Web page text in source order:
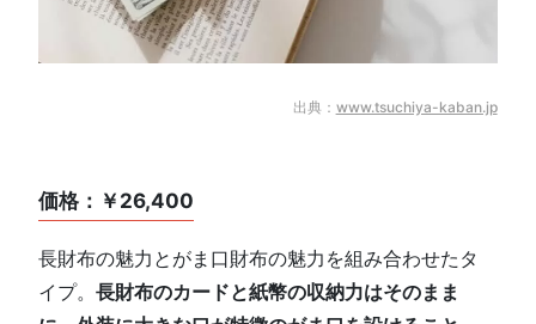
出典： www.tsuchiya-kaban.jp
価格：￥26,400
長財布の魅力とがま口財布の魅力を組み合わせたタ
イプ。長財布のカードと紙幣の収納力はそのまま